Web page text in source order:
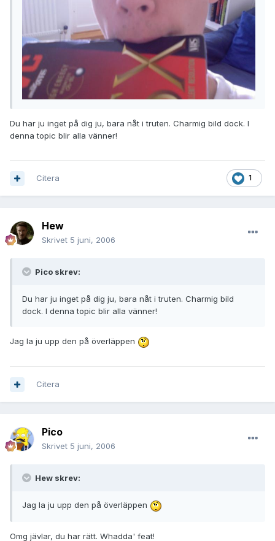
Du har ju inget på dig ju, bara nåt i truten. Charmig bild dock. I
denna topic blir alla vänner!
1
Citera
Hew
Skrivet 5 juni, 2006
Pico skrev:
Du har ju inget på dig ju, bara nåt i truten. Charmig bild
dock. I denna topic blir alla vänner!
Jag la ju upp den på överläppen
Citera
Pico
Skrivet 5 juni, 2006
Hew skrev:
Jag la ju upp den på överläppen
Omg jävlar, du har rätt. Whadda' feat!